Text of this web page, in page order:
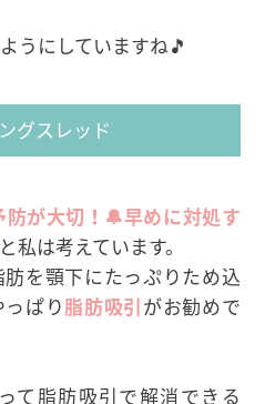
うにしていますね🎵
グスレッド
防が大切！🔔早めに対処す
私は考えています。
を顎下にたっぷりため込
ぱり脂肪吸引がお勧めで
て脂肪吸引で解消できる